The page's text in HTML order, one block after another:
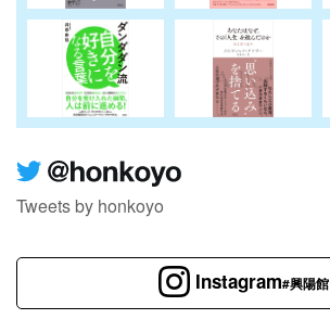
Tweets by honkoyo
Instagram#興陽館